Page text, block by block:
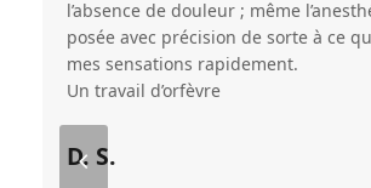
l’absence de douleur ; même
posée avec précision de sorte à ce
mes sensations rapidement.
Un travail d’orfèvre
D. S.
Next